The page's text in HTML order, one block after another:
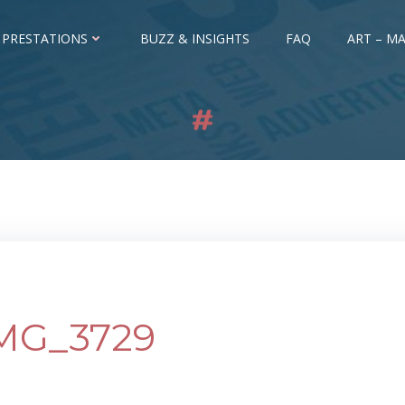
BUZZ & INSIGHTS FAQ ART –